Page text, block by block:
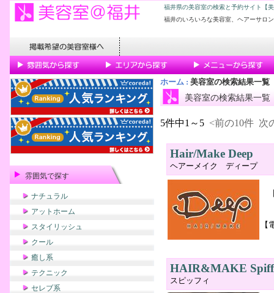
福井県の美容室の検索と予約サイト【
福井のいろいろな美容室、ヘアーサロ
雰囲気で探す
ナチュラル
アットホーム
スタイリッシュ
クール
癒し系
テクニック
セレブ系
ホーム : 美容室の検索結果一覧
美容室の検索結果一覧
5件中1～5 <前の10件 次
Hair/Make Deep
ヘアーメイク ディープ
【
HAIR&MAKE
スピッフィ